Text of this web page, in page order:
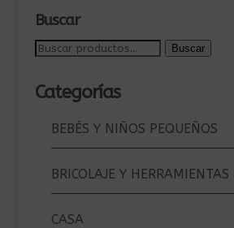
Buscar
Buscar
Buscar
Categorías
BEBÉS Y NIÑOS PEQUEÑOS
BRICOLAJE Y HERRAMIENTAS
CASA